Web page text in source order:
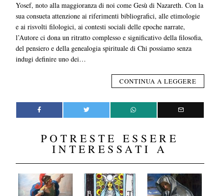
Yosef, noto alla maggioranza di noi come Gesù di Nazareth. Con la
sua consueta attenzione ai riferimenti bibliografici, alle etimologie
e ai risvolti filologici, ai contesti sociali delle epoche narrate,
l’Autore ci dona un ritratto complesso e significativo della filosofia,
del pensiero e della genealogia spirituale di Chi possiamo senza
indugi definire uno dei…
CONTINUA A LEGGERE
POTRESTE ESSERE
INTERESSATI A